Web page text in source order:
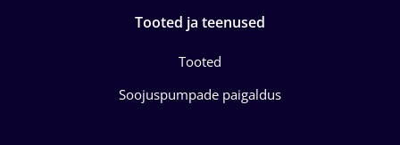
Tooted ja teenused
Tooted
Soojuspumpade paigaldus